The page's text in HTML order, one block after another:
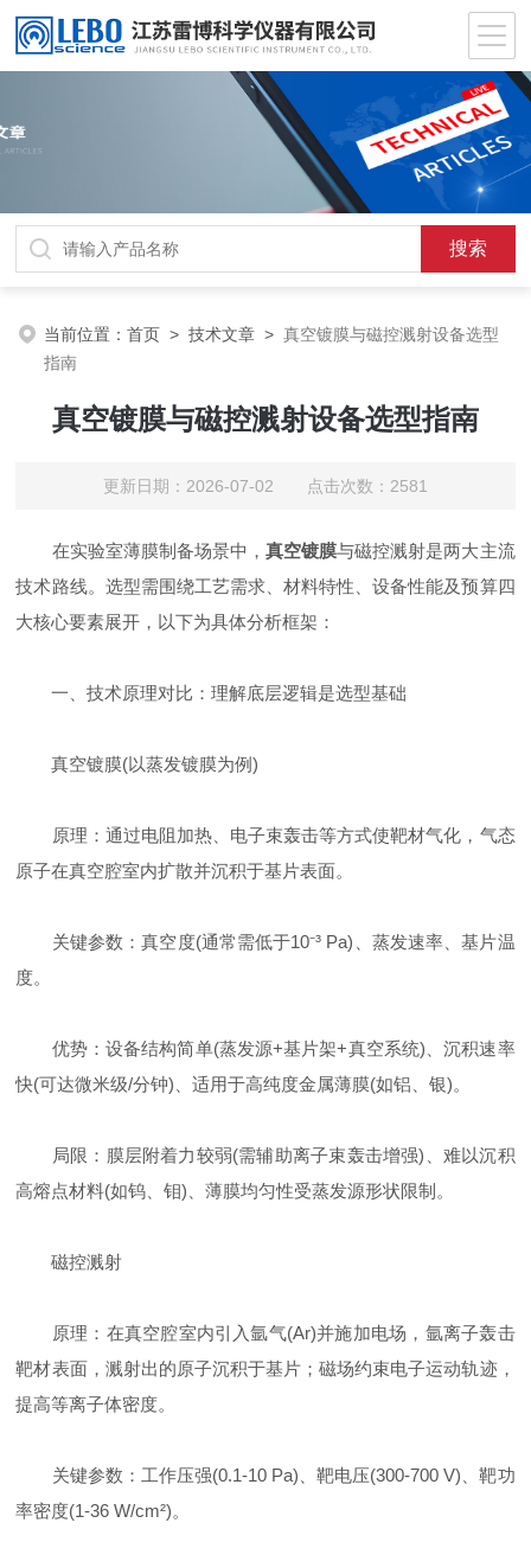
当前位置：首页 >技术文章 >真空镀膜与磁控溅射设备选型
指南
真空镀膜与磁控溅射设备选型指南
更新日期：2026-07-02 点击次数：2581
在实验室薄膜制备场景中，真空镀膜与磁控溅射是两大主流
技术路线。选型需围绕工艺需求、材料特性、设备性能及预算四
大核心要素展开，以下为具体分析框架：
一、技术原理对比：理解底层逻辑是选型基础
真空镀膜(以蒸发镀膜为例)
原理：通过电阻加热、电子束轰击等方式使靶材气化，气态
原子在真空腔室内扩散并沉积于基片表面。
关键参数：真空度(通常需低于10⁻³ Pa)、蒸发速率、基片温
度。
优势：设备结构简单(蒸发源+基片架+真空系统)、沉积速率
快(可达微米级/分钟)、适用于高纯度金属薄膜(如铝、银)。
局限：膜层附着力较弱(需辅助离子束轰击增强)、难以沉积
高熔点材料(如钨、钼)、薄膜均匀性受蒸发源形状限制。
磁控溅射
原理：在真空腔室内引入氩气(Ar)并施加电场，氩离子轰击
靶材表面，溅射出的原子沉积于基片；磁场约束电子运动轨迹，
提高等离子体密度。
关键参数：工作压强(0.1-10 Pa)、靶电压(300-700 V)、靶功
率密度(1-36 W/cm²)。